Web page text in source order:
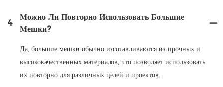
4
Можно Ли Повторно Использовать Большие
Мешки?
Да, большие мешки обычно изготавливаются из прочных и
высококачественных материалов, что позволяет использовать
их повторно для различных целей и проектов.